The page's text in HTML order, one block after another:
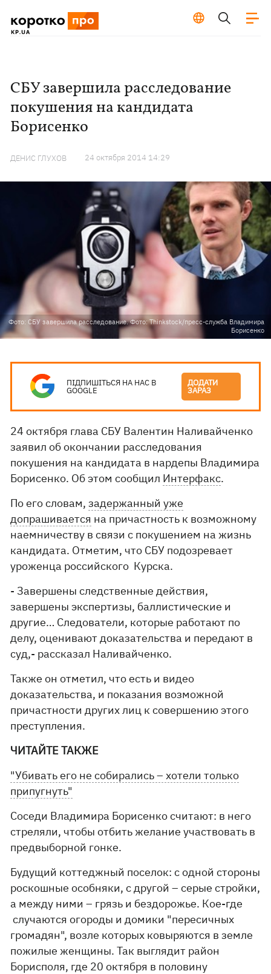
СБУ завершила расследование
покушения на кандидата
Борисенко
ДЕНИС ГЛУХОВ 24 октября 2014 14:29
Фото: СБУ завершила расследование. Фото: Thinkstock/пресс-служба Владимира
Борисенко
ПІДПИШІТЬСЯ НА НАС В
GOOGLE
ДОДАТИ
ЗАРАЗ
24 октября глава СБУ Валентин Наливайченко
заявил об окончании расследования
покушения на кандидата в нардепы Владимира
Борисенко. Об этом сообщил Интерфакс.
По его словам,задержанный уже
допрашивается на причастность к возможному
наемничеству в связи с покушением на жизнь
кандидата. Отметим, что СБУ подозревает
уроженца российского Курска.
- Завершены следственные действия,
завершены экспертизы, баллистические и
другие… Следователи, которые работают по
делу, оценивают доказательства и передают в
суд,- рассказал Наливайченко.
Также он отметил, что есть и видео
доказательства, и показания возможной
причастности других лиц к совершению этого
преступления.
ЧИТАЙТЕ ТАКЖЕ
"Убивать его не собирались – хотели только
припугнуть"
Соседи Владимира Борисенко считают: в него
стреляли, чтобы отбить желание участвовать в
предвыборной гонке.
Будущий коттеджный поселок: с одной стороны
роскошные особняки, с другой – серые стройки,
а между ними – грязь и бездорожье. Кое-где
случаются огороды и домики "пересичных
громадян", возле которых ковыряются в земле
пожилые женщины. Так выглядит район
Борисполя, где 20 октября в половину